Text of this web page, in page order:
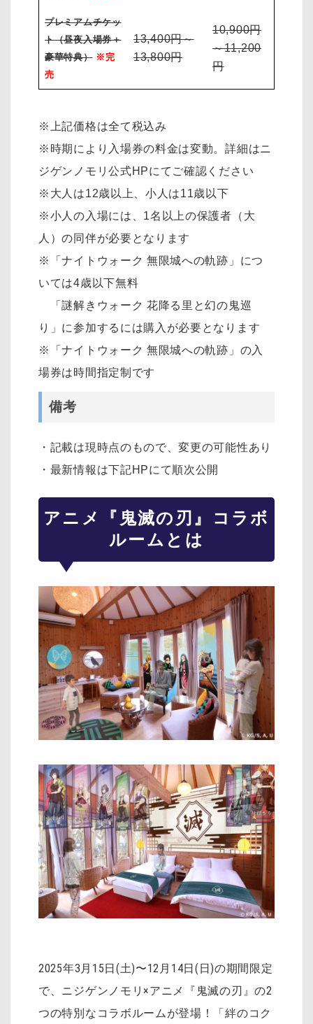
プレミアムチケッ
ト（昼夜入場券＋
豪華特典）※完
売
13,400円～
13,800円
10,900円
～11,200
円
※上記価格は全て税込み
※時期により入場券の料金は変動。詳細はニ
ジゲンノモリ公式HPにてご確認ください
※大人は12歳以上、小人は11歳以下
※小人の入場には、1名以上の保護者（大
人）の同伴が必要となります
※「ナイトウォーク 無限城への軌跡」につ
いては4歳以下無料
「謎解きウォーク 花降る里と幻の鬼巡
り」に参加するには購入が必要となります
※「ナイトウォーク 無限城への軌跡」の入
場券は時間指定制です
備考
・記載は現時点のもので、変更の可能性あり
・最新情報は下記HPにて順次公開
アニメ『鬼滅の刃』コラボ
ルームとは
2025年3月15日(土)〜12月14日(日)の期間限定
で、ニジゲンノモリ×アニメ『鬼滅の刃』の2
つの特別なコラボルームが登場！「絆のコク